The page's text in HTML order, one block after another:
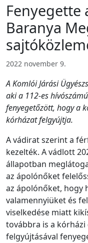
Fenyegette
Baranya
2022 november 9.
A Komlói Járási
aki a 112-es
fenyegetőzött, hogy a
kórházat felgyújtja.
A vádirat szerint a
kezelték. A vádlott
állapotban
az ápolónőket
az ápolónőket, hogy
valamennyiüket és
viselkedése miatt
továbbra is a
felgyújtásával